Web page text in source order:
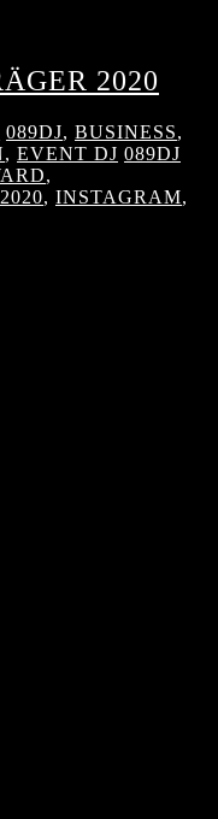
2020
089DJ, BUSINESS,
, EVENT DJ 089DJ
,
, INSTAGRAM,